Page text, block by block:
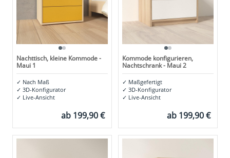
Nachttisch, kleine Kommode -
Maui 1
✓ Nach Maß
✓ 3D-Konfigurator
✓ Live-Ansicht
ab 199,90 €
Kommode konfigurieren,
Nachtschrank - Maui 2
✓ Maßgefertigt
✓ 3D-Konfigurator
✓ Live-Ansicht
ab 199,90 €